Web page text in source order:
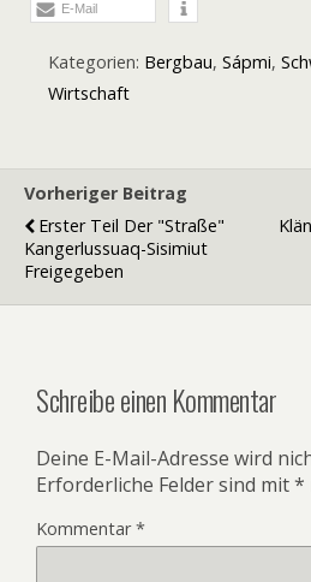
E-Mail
Kategorien: Bergbau, Sápmi,
Wirtschaft
Vorheriger Beitrag
Erster Teil Der "Straße"
Kangerlussuaq-Sisimiut
Freigegeben
Schreibe einen Kommentar
Deine E-Mail-Adresse wird
Erforderliche Felder sind mit*
Kommentar*